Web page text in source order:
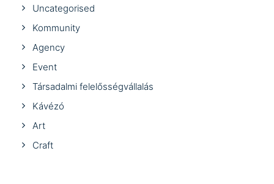
Uncategorised
Kommunity
Agency
Event
Társadalmi felelősségvállalás
Kávézó
Art
Craft